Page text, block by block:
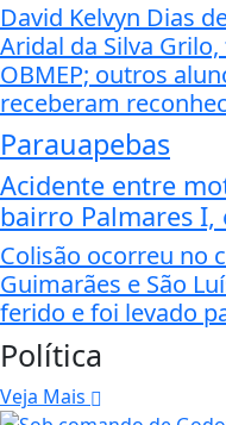
David Kelvyn Dias
Aridal da Silva
OBMEP; outros
receberam
Parauapebas
Acidente entre
bairro Palmares I,
Colisão ocorreu no
Guimarães e São
ferido e foi levado
Política
Veja Mais